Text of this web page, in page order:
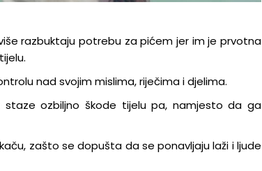
razbuktaju potrebu za pićem jer im je prvotna
nad svojim mislima, riječima i djelima.
ozbiljno škode tijelu pa, namjesto da ga
zašto se dopušta da se ponavljaju laži i ljude
Bliže Tebi- Quo vadis?